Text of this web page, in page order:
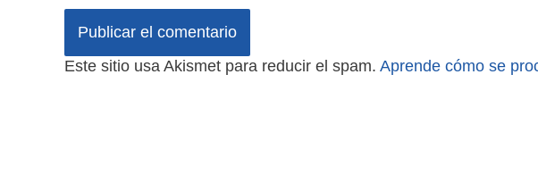
Este sitio usa Akismet para reducir el spam. Aprende cómo se